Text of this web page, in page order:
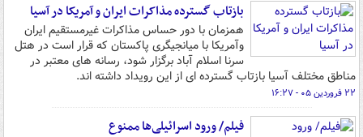
بازتاب گسترده مذاکرات ایران و آمریکا در آسیا
همزمان با دور حساس مذاکرات غیرمستقیم ایران
وآمریکا با میانجیگری پاکستان که قرار است در هتل
سرنا اسلام آباد برگزار شود، رسانه های معتبر در
مناطق مختلف آسیا بازتاب گسترده ای از این رویداد داشته اند.
۲۲ فروردین ۰۵ - ۱۶:۲۷
فیلم/ ورود اسرائیلی‌ها ممنوع